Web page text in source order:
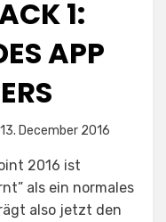
1:
APP
13. December 2016
2016 ist
als ein normales
also jetzt den